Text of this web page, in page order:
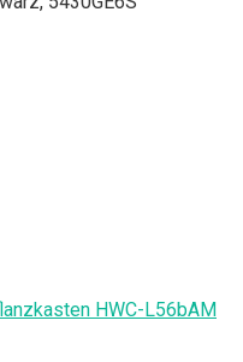
HWC-L56bAM